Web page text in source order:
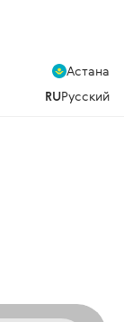
Астана
RUРусский